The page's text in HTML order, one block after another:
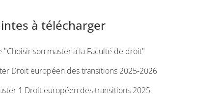
à télécharger
"Choisir son master à la Faculté de droit"
Droit européen des transitions 2025-2026
1 Droit européen des transitions 2025-